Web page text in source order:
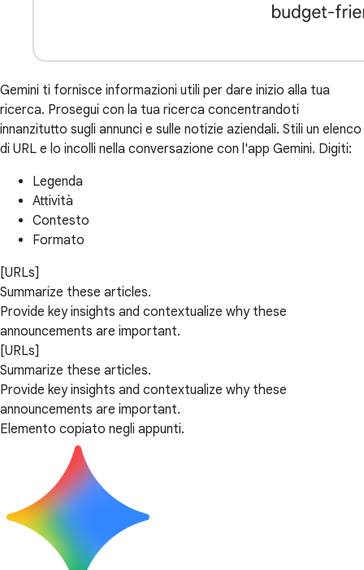
Gemini ti fornisce informazioni utili per dare inizio alla tua
ricerca. Prosegui con la tua ricerca concentrandoti
innanzitutto sugli annunci e sulle notizie aziendali. Stili un elenco
di URL e lo incolli nella conversazione con l'app Gemini. Digiti:
Legenda
Attività
Contesto
Formato
[URLs]
Summarize these articles.
Provide key insights and contextualize why these
announcements are important.
[URLs]
Summarize these articles.
Provide key insights and contextualize why these
announcements are important.
Elemento copiato negli appunti.